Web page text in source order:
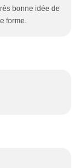
bonne idée de
forme.